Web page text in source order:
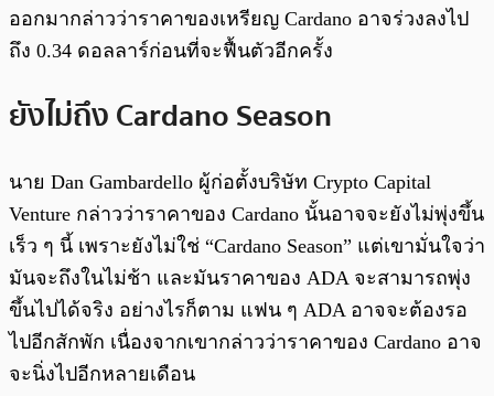
ออกมากล่าวว่าราคาของเหรียญ Cardano อาจร่วงลงไป
ถึง 0.34 ดอลลาร์ก่อนที่จะฟื้นตัวอีกครั้ง
ยังไม่ถึง Cardano Season
นาย Dan Gambardello ผู้ก่อตั้งบริษัท Crypto Capital
Venture กล่าวว่าราคาของ Cardano นั้นอาจจะยังไม่พุ่งขึ้น
เร็ว ๆ นี้ เพราะยังไม่ใช่ “Cardano Season” แต่เขามั่นใจว่า
มันจะถึงในไม่ช้า และมันราคาของ ADA จะสามารถพุ่ง
ขึ้นไปได้จริง อย่างไรก็ตาม แฟน ๆ ADA อาจจะต้องรอ
ไปอีกสักพัก เนื่องจากเขากล่าวว่าราคาของ Cardano อาจ
จะนิ่งไปอีกหลายเดือน